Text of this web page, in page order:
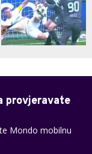
provjeravate
Mondo mobilnu